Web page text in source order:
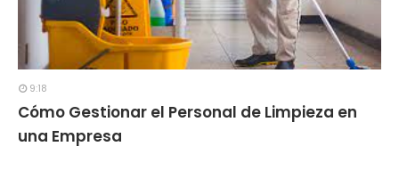
9:18
Cómo Gestionar el Personal de Limpieza en
una Empresa